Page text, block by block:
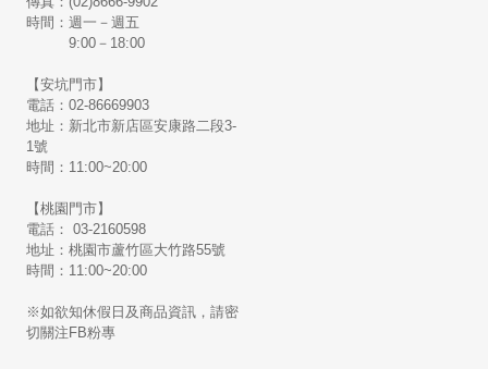
時間：週一－週五
9:00－18:00
【安坑門市】
電話：02-86669903
地址：新北市新店區安康路二段3-
1號
時間：11:00~20:00
【桃園門市】
電話： 03-2160598
地址：桃園市蘆竹區大竹路55號
時間：11:00~20:00
※如欲知休假日及商品資訊，請密
切關注FB粉專